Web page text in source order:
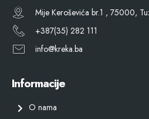
Mije Keroševića br.1 , 75000,
+387(35) 282 111
info@kreka.ba
Informacije
O nama